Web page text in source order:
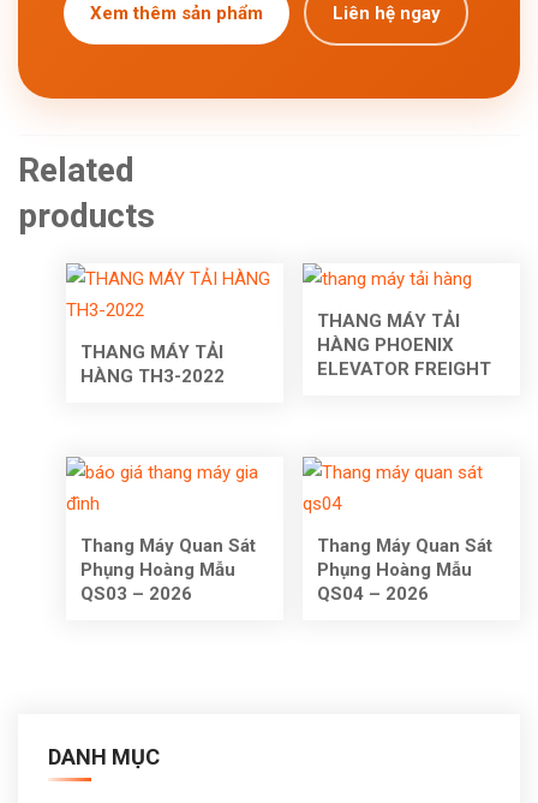
Xem thêm sản phẩm Liên hệ ngay
Related
products
THANG MÁY TẢI
HÀNG TH3-2022
THANG MÁY TẢI
HÀNG PHOENIX
ELEVATOR FREIGHT
Thang Máy Quan Sát
Phụng Hoàng Mẫu
QS03 – 2026
Thang Máy Quan Sát
Phụng Hoàng Mẫu
QS04 – 2026
DANH MỤC